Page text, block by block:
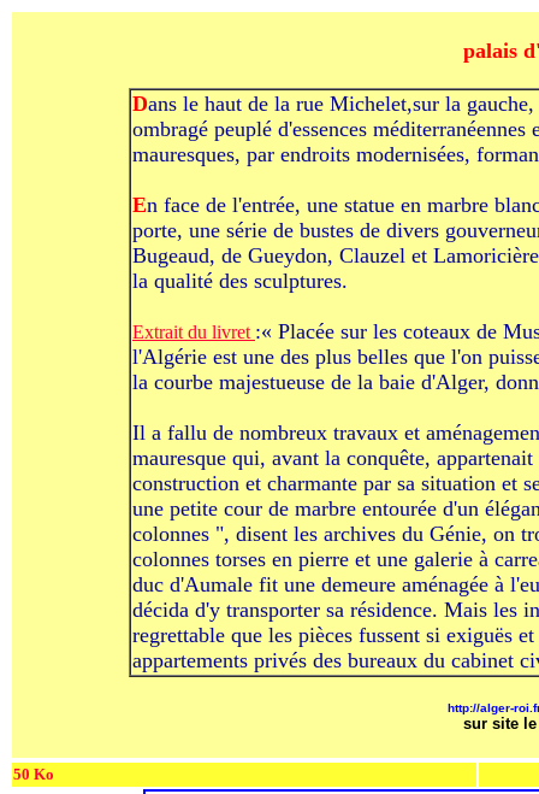
palais
Dans le haut de la rue Michelet,sur la
ombragé peuplé d'essences
mauresques, par endroits modernisées,
En face de l'entrée, une statue en marbre
porte, une série de bustes de divers
Bugeaud, de Gueydon, Clauzel et
la qualité des sculptures.
Extrait du livret :« Placée sur les coteaux de
l'Algérie est une des plus belles que l'on
la courbe majestueuse de la baie d'Alger,
Il a fallu de nombreux travaux et
mauresque qui, avant la conquête,
construction et charmante par sa situation et
une petite cour de marbre entourée d'un
colonnes ", disent les archives du Génie, on
colonnes torses en pierre et une galerie à
duc d'Aumale fit une demeure aménagée à
décida d'y transporter sa résidence. Mais les
regrettable que les pièces fussent si exiguës
appartements privés des bureaux du cabinet
http://alger-
sur site le
50 Ko